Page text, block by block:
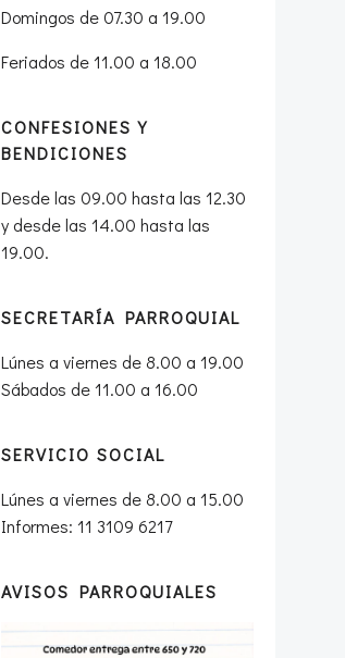
Domingos de 07.30 a 19.00
Feriados de 11.00 a 18.00
CONFESIONES Y
BENDICIONES
Desde las 09.00 hasta las 12.30
y desde las 14.00 hasta las
19.00.
SECRETARÍA PARROQUIAL
Lúnes a viernes de 8.00 a 19.00
Sábados de 11.00 a 16.00
SERVICIO SOCIAL
Lúnes a viernes de 8.00 a 15.00
Informes: 11 3109 6217
AVISOS PARROQUIALES